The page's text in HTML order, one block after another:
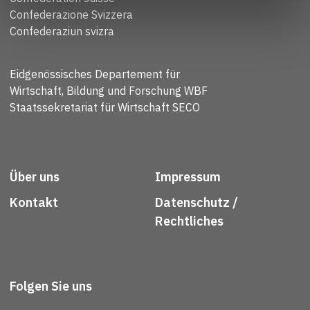
Confederazione Svizzera
Confederaziun svizra
Eidgenössisches Departement für
Wirtschaft, Bildung und Forschung WBF
Staatssekretariat für Wirtschaft SECO
Über uns
Kontakt
Impressum
Datenschutz /
Rechtliches
Folgen Sie uns